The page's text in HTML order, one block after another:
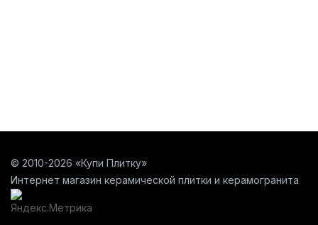
© 2010-2026 «Купи Плитку»
Интернет магазин керамической плитки и керамогранита